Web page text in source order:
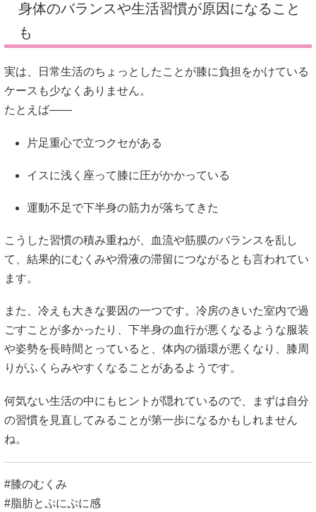
身体のバランスや生活習慣が原因になること
も
実は、日常生活のちょっとしたことが膝に負担をかけている
ケースも少なくありません。
たとえば――
片足重心で立つクセがある
イスに浅く座って膝に圧がかかっている
運動不足で下半身の筋力が落ちてきた
こうした習慣の積み重ねが、血流や筋膜のバランスを乱し
て、結果的にむくみや滑液の滞留につながるとも言われてい
ます。
また、冷えも大きな要因の一つです。冷房のきいた室内で過
ごすことが多かったり、下半身の血行が悪くなるような服装
や姿勢を長時間とっていると、体内の循環が悪くなり、膝周
りがふくらみやすくなることがあるようです。
何気ない生活の中にもヒントが隠れているので、まずは自分
の習慣を見直してみることが第一歩になるかもしれません
ね。
#膝のむくみ
#脂肪とぷにぷに感